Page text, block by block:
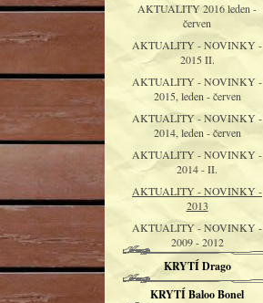
AKTUALITY 2016 leden -
červen
AKTUALITY - NOVINKY -
2015 II.
AKTUALITY - NOVINKY -
2015, leden - červen
AKTUALITY - NOVINKY -
2014, leden - červen
AKTUALITY - NOVINKY -
2014 - II.
AKTUALITY - NOVINKY -
2013
AKTUALITY - NOVINKY -
2009 - 2012
KRYTÍ Drago
KRYTÍ Baloo Bonel